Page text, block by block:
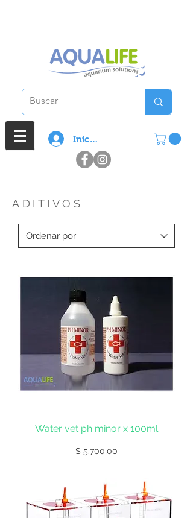
Iniciar sesión
ADITIVOS
Water vet ph minor x 100ml
Precio
$ 5.700,00